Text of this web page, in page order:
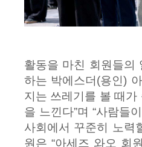
활동을 마친 회원들의
하는 박에스더(용인)
지는 쓰레기를 볼 때
을 느낀다”며 “사람들
사회에서 꾸준히 노력
원은 “아세즈 와오 회